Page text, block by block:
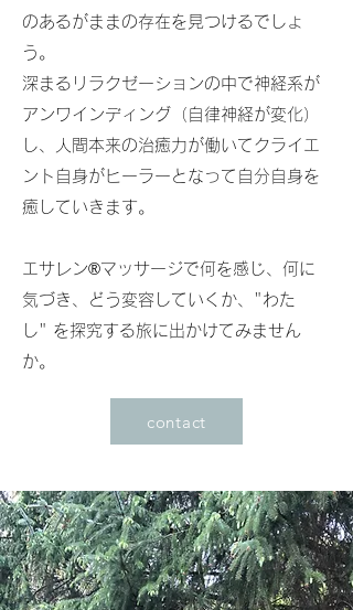
のあるがままの存在を見つけるでしょ
う。
​深まる リラクゼーションの中で神経系が
アンワインディング（自律神経が変化）
し、人間本来の治癒力が働いてクライエ
ント自身がヒーラーとなって自分自身を
癒していきます。
エサレン®︎マッサージで何を感じ、何に
気づき、どう変容していくか、"わた
し" を探究する旅に出かけてみません
か。
contact